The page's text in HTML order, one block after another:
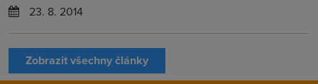
23. 8. 2014
Zobrazit všechny články